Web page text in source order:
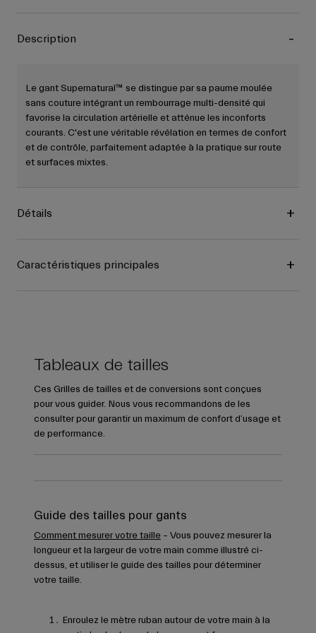
Description
Le gant Supernatural™ se distingue par sa paume moulée
sans couture intégrant un rembourrage multi-densité qui
favorise la circulation artérielle et atténue les inconforts
courants. C'est une véritable révélation en termes de confort
et de contrôle, parfaitement adaptée à la pratique sur route
et surfaces mixtes.
Détails
Caractéristiques principales
Tableaux de tailles
Ces Grilles de tailles et de conversions sont conçues
pour vous guider. Nous vous recommandons de les
consulter pour garantir un maximum de confort d’usage et
de performance.
Guide des tailles pour gants
Comment mesurer votre taille – Vous pouvez mesurer la
longueur et la largeur de votre main comme illustré ci-
dessus, et utiliser le guide des tailles pour déterminer
votre taille.
Enroulez le mètre ruban autour de votre main à la